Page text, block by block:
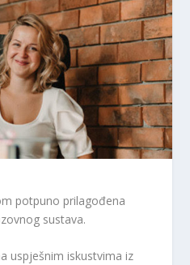
potpuno prilagođena
sustava.
uspješnim iskustvima iz